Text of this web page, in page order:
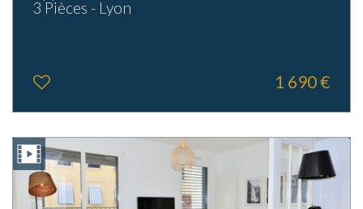
3 Pièces - Lyon
1 690 €